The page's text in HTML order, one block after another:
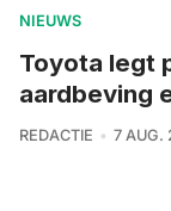
NIEUWS
Toyota legt
aardbeving
REDACTIE 7 AUG.